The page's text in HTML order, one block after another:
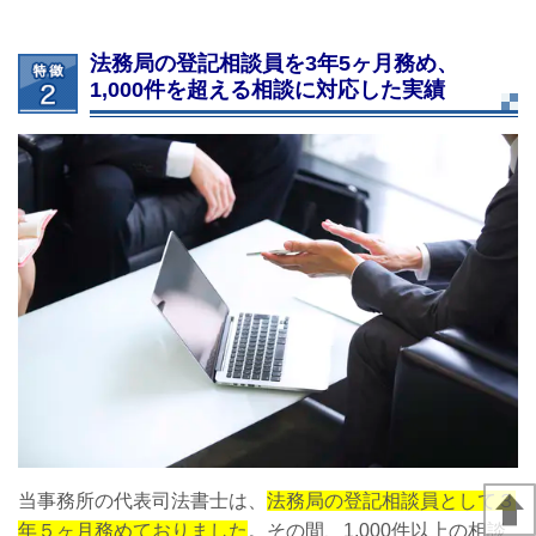
法務局の登記相談員を3年5ヶ月務め、
1,000件を超える相談に対応した実績
当事務所の代表司法書士は、 法務局の登記相談員として３
年５ヶ月務めておりました 。その間、1,000件以上の相談